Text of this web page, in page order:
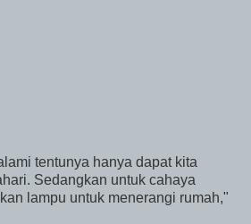
tentunya hanya dapat kita
Sedangkan untuk cahaya
lampu untuk menerangi rumah,"